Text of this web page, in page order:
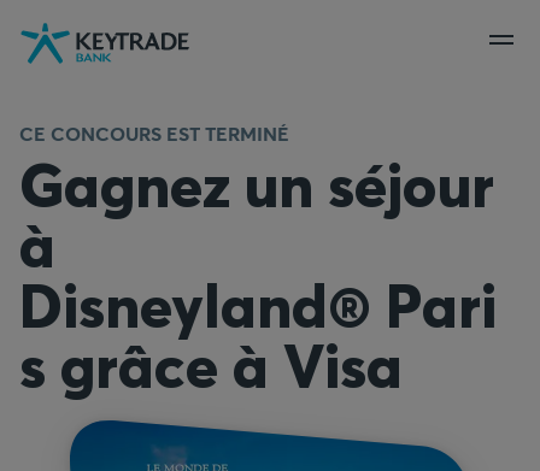
Aller
Aller
Aller
au
CE CONCOURS EST TERMINÉ
Gagnez un séjour
à
Disneyland® Pari
s grâce à Visa